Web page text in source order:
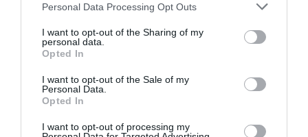
Personal Data Processing Opt Outs
I want to opt-out of the Sharing of my
personal data.
Opted In
I want to opt-out of the Sale of my
Personal Data.
Opted In
I want to opt-out of processing my
pública y salud digital
Noticias y novedades
20/01/2023
activo en el nuevo modelo de salud
07/12/2022